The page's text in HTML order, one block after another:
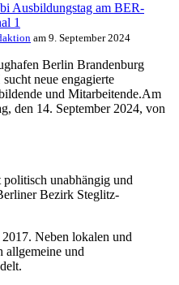
Ausbildungstag am BER-
1
am 9. September 2024
Berlin Brandenburg
neue engagierte
und Mitarbeitende.Am
den 14. September 2024, von
unabhängig und
Bezirk Steglitz-
Neben lokalen und
allgemeine und